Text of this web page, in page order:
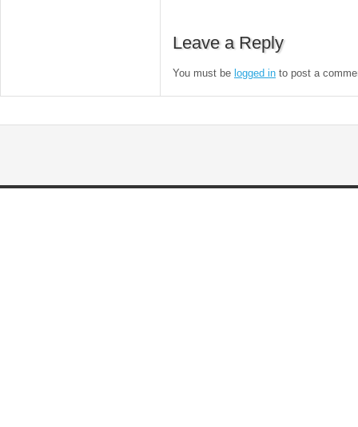
Leave a Reply
You must be logged in to post a